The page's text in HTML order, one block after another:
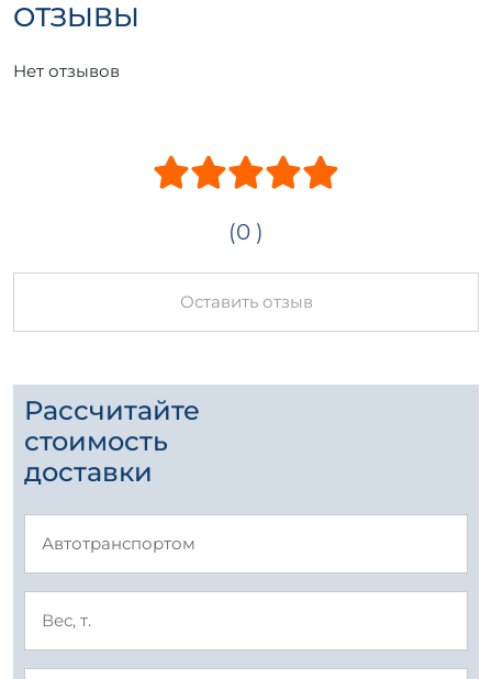
ОТЗЫВЫ
Нет отзывов
(0 )
Оставить отзыв
Рассчитайте
стоимость
доставки